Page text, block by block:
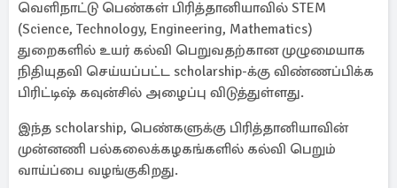
வெளிநாட்டு பெண்கள் பிரித்தானியாவில் STEM
(Science, Technology, Engineering, Mathematics)
துறைகளில் உயர் கல்வி பெறுவதற்கான முழுமையாக
நிதியுதவி செய்யப்பட்ட scholarship-க்கு விண்ணப்பிக்க
பிரிட்டிஷ் கவுன்சில் அழைப்பு விடுத்துள்ளது.
இந்த scholarship, பெண்களுக்கு பிரித்தானியாவின்
முன்னணி பல்கலைக்கழகங்களில் கல்வி பெறும்
வாய்ப்பை வழங்குகிறது.